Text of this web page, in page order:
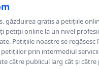
găzduirea gratis a petițiile
petiții online la un nivel
Petițiile noastre se regăsesc
petițiilor prin intermediul
către publicul larg cât și către